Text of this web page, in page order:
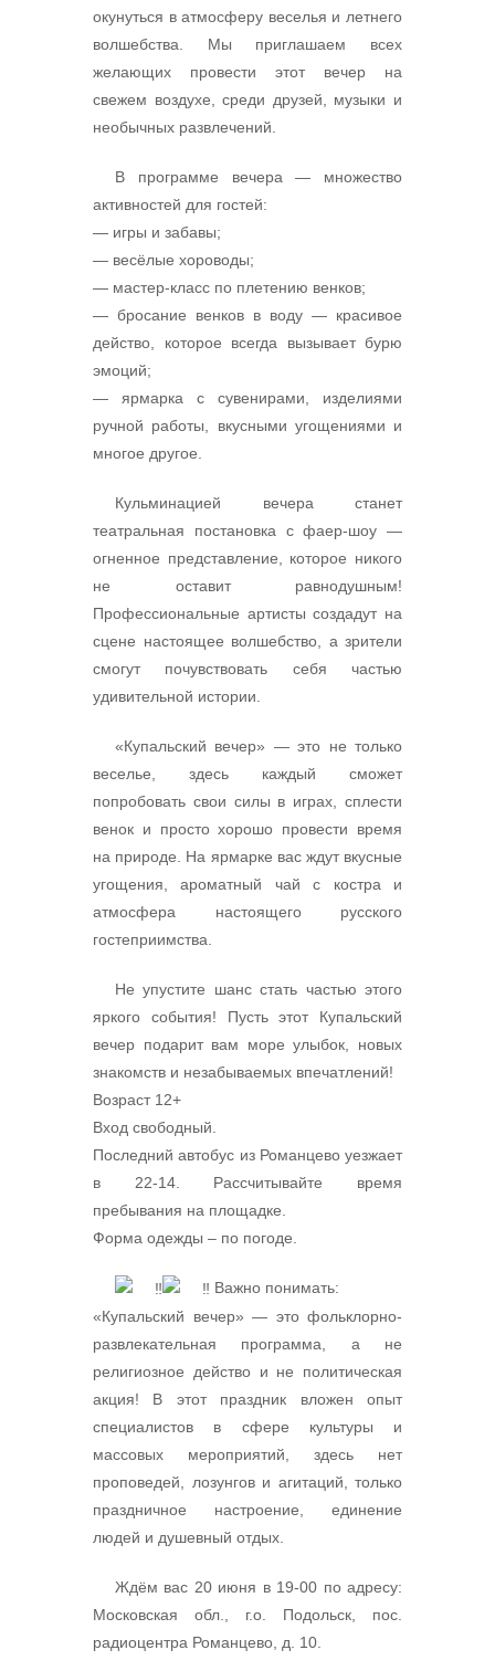
окунуться в атмосферу веселья и летнего
волшебства. Мы приглашаем всех
желающих провести этот вечер на
свежем воздухе, среди друзей, музыки и
необычных развлечений.
В программе вечера — множество
активностей для гостей:
— игры и забавы;
— весёлые хороводы;
— мастер-класс по плетению венков;
— бросание венков в воду — красивое
действо, которое всегда вызывает бурю
эмоций;
— ярмарка с сувенирами, изделиями
ручной работы, вкусными угощениями и
многое другое.
Кульминацией вечера станет
театральная постановка с фаер-шоу —
огненное представление, которое никого
не оставит равнодушным!
Профессиональные артисты создадут на
сцене настоящее волшебство, а зрители
смогут почувствовать себя частью
удивительной истории.
«Купальский вечер» — это не только
веселье, здесь каждый сможет
попробовать свои силы в играх, сплести
венок и просто хорошо провести время
на природе. На ярмарке вас ждут вкусные
угощения, ароматный чай с костра и
атмосфера настоящего русского
гостеприимства.
Не упустите шанс стать частью этого
яркого события! Пусть этот Купальский
вечер подарит вам море улыбок, новых
знакомств и незабываемых впечатлений!
Возраст 12+
Вход свободный.
Последний автобус из Романцево уезжает
в 22-14. Рассчитывайте время
пребывания на площадке.
Форма одежды – по погоде.
Важно понимать:
«Купальский вечер» — это фольклорно-
развлекательная программа, а не
религиозное действо и не политическая
акция! В этот праздник вложен опыт
специалистов в сфере культуры и
массовых мероприятий, здесь нет
проповедей, лозунгов и агитаций, только
праздничное настроение, единение
людей и душевный отдых.
Ждём вас 20 июня в 19-00 по адресу:
Московская обл., г.о. Подольск, пос.
радиоцентра Романцево, д. 10.